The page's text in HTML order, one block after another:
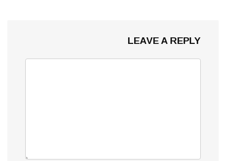
LEAVE A REPLY